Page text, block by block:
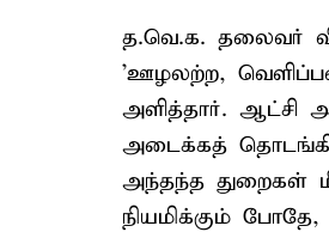
த.வெ.க. தலைவர்
'ஊழலற்ற,
அளித்தார். ஆட்சி
அடைக்கத்
அந்தந்த துறைகள்
நியமிக்கும்